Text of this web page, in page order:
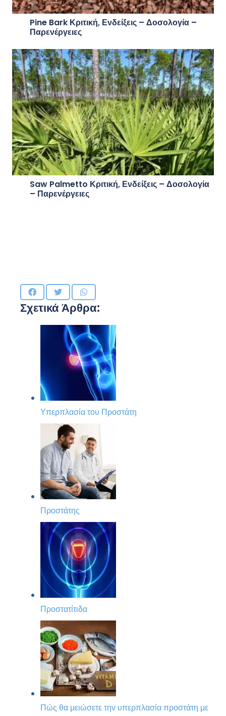
Pine Bark Κριτική, Ενδείξεις – Δοσολογία –
Παρενέργειες
Saw Palmetto Κριτική, Ενδείξεις – Δοσολογία
– Παρενέργειες
Σχετικά Άρθρα:
Υπερπλασία του Προστάτη
Προστάτης
Προστατίτιδα
Πώς θα μειώσετε την υπερπλασία προστάτη με